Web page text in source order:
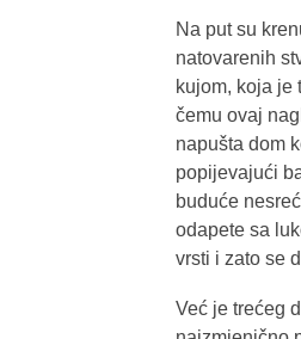
Na put su
natovarenih
kujom, koja je
čemu ovaj
napušta dom
popijevajući
buduće
odapete sa
vrsti i zato se
Već je trećeg